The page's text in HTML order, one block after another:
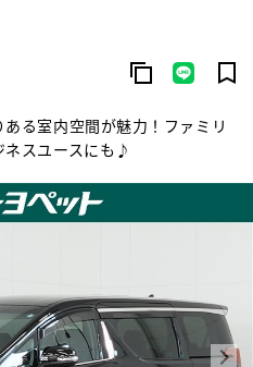
る室内空間が魅力！ファミリ
ネスユースにも♪